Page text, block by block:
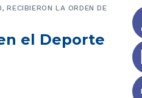
el Deporte
LA ORDEN DE